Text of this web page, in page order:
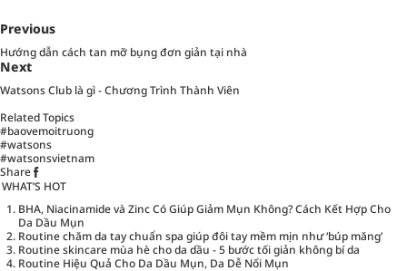
Previous
Hướng dẫn cách tan mỡ bụng đơn giản tại nhà
Next
Watsons Club là gì - Chương Trình Thành Viên
Related Topics
#baovemoitruong
#watsons
#watsonsvietnam
Share
WHAT’S HOT
BHA, Niacinamide và Zinc Có Giúp Giảm Mụn Không? Cách Kết Hợp Cho
Da Dầu Mụn
Routine chăm da tay chuẩn spa giúp đôi tay mềm mịn như ‘búp măng’
Routine skincare mùa hè cho da dầu - 5 bước tối giản không bí da
Routine Hiệu Quả Cho Da Dầu Mụn, Da Dễ Nổi Mụn